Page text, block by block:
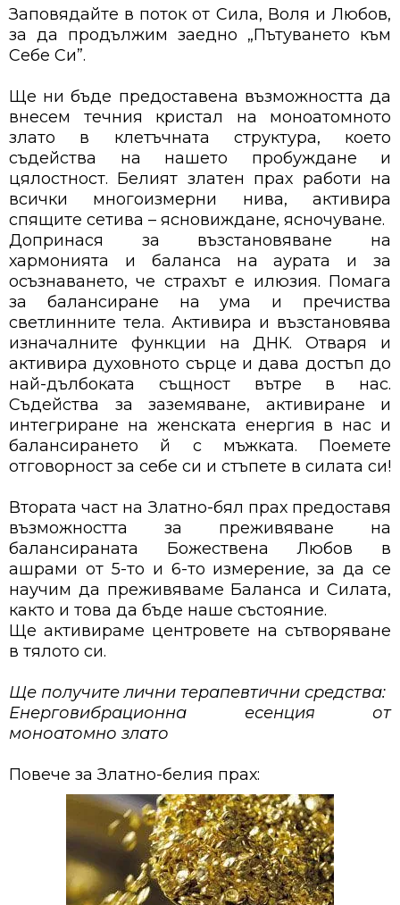
Заповядайте в поток от Сила, Воля и Любов,
за да продължим заедно „Пътуването към
Себе Си”.
Ще ни бъде предоставена възможността да
внесем течния кристал на моноатомното
злато в клетъчната структура, което
съдейства на нашето пробуждане и
цялостност. Белият златен прах работи на
всички многоизмерни нива, активира
спящите сетива – ясновиждане, ясночуване.
Допринася за възстановяване на
хармонията и баланса на аурата и за
осъзнаването, че страхът е илюзия. Помага
за балансиране на ума и пречиства
светлинните тела. Активира и възстановява
изначалните функции на ДНК. Отваря и
активира духовното сърце и дава достъп до
най-дълбоката същност вътре в нас.
Съдейства за заземяване, активиране и
интегриране на женската енергия в нас и
балансирането й с мъжката. Поемете
отговорност за себе си и стъпете в силата си!
Втората част на Златно-бял прах предоставя
възможността за преживяване на
балансираната Божествена Любов в
ашрами от 5-то и 6-то измерение, за да се
научим да преживяваме Баланса и Силата,
както и това да бъде наше състояние.
Ще активираме центровете на сътворяване
в тялото си.
Ще получите лични терапевтични средства:
Енерговибрационна есенция от
моноатомно злато
Повече за Златно-белия прах: